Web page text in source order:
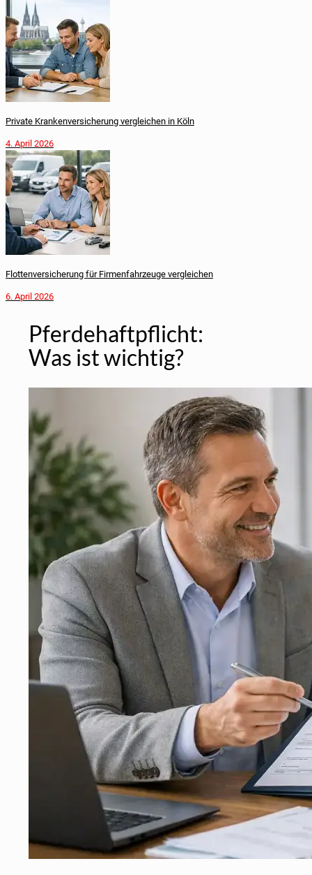
Private Krankenversicherung vergleichen in Köln
4. April 2026
Flottenversicherung für Firmenfahrzeuge vergleichen
6. April 2026
Pferdehaftpflicht:
Was ist wichtig?